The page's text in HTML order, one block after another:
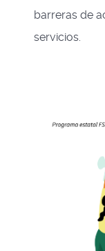
barreras de
servicios.